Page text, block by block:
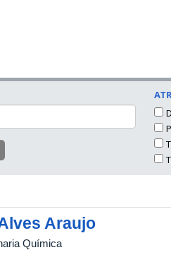
Araujo
Química